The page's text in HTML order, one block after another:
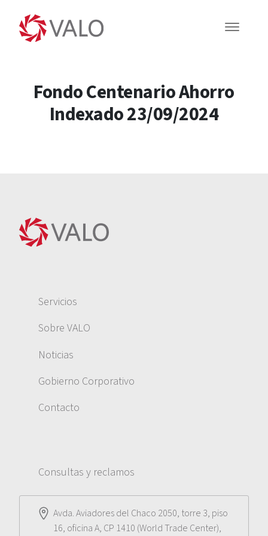
Fondo Centenario Ahorro
Indexado 23/09/2024
Servicios
Sobre VALO
Noticias
Gobierno Corporativo
Contacto
Consultas y reclamos
Avda. Aviadores del Chaco 2050, torre 3, piso
16, oficina A, CP 1410 (World Trade Center),